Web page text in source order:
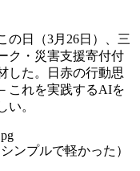
日（3月26日）、三
ク・災害支援寄付付
した。日赤の行動思
これを実践するAIを
い。
ンプルで軽かった）